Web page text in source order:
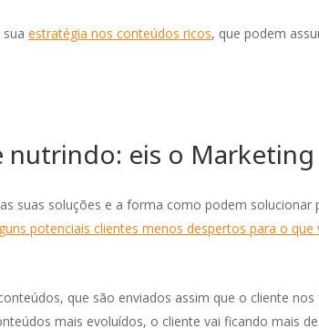
estratégia nos conteúdos ricos, que podem
nutrindo: eis o
suas soluções e a forma como podem solucionar
potenciais clientes menos despertos para o que
que são enviados assim que o cliente
mais evoluídos, o cliente vai ficando mais